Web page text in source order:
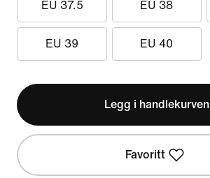
EU 37.5 EU 38
EU 39 EU 40
Legg i handlekurven
Favoritt